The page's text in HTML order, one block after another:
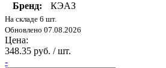
Бренд:
КЭАЗ
На складе 6 шт.
Обновлено 07.08.2026
Цена:
348.35 руб. / шт.
-